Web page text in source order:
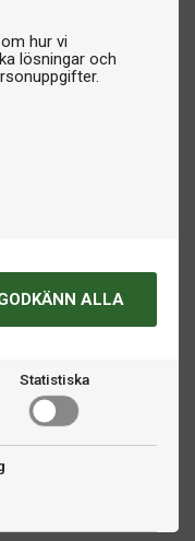
hur vi
lösningar och
ALLA
Statistiska